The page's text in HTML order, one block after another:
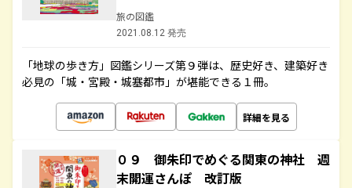
旅の図鑑
2021.08.12 発売
「地球の歩き方」図鑑シリーズ第９弾は、歴史好き、建築好き
必見の「城・宮殿・城塞都市」が堪能できる１冊。
詳細を見る
０９ 御朱印でめぐる関東の神社 週
末開運さんぽ 改訂版